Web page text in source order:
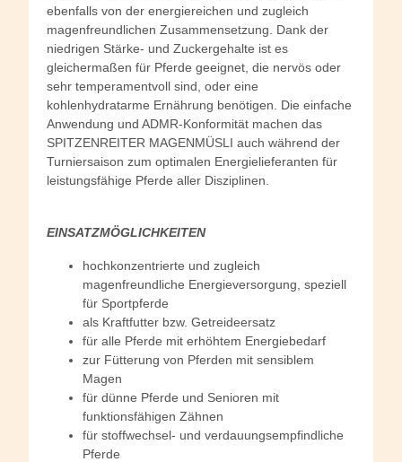
ebenfalls von der energiereichen und zugleich
magenfreundlichen Zusammensetzung. Dank der
niedrigen Stärke- und Zuckergehalte ist es
gleichermaßen für Pferde geeignet, die nervös oder
sehr temperamentvoll sind, oder eine
kohlenhydratarme Ernährung benötigen. Die einfache
Anwendung und ADMR-Konformität machen das
SPITZENREITER MAGENMÜSLI auch während der
Turniersaison zum optimalen Energielieferanten für
leistungsfähige Pferde aller Disziplinen.
EINSATZMÖGLICHKEITEN
hochkonzentrierte und zugleich
magenfreundliche Energieversorgung, speziell
für Sportpferde
als Kraftfutter bzw. Getreideersatz
für alle Pferde mit erhöhtem Energiebedarf
zur Fütterung von Pferden mit sensiblem
Magen
für dünne Pferde und Senioren mit
funktionsfähigen Zähnen
für stoffwechsel- und verdauungsempfindliche
Pferde